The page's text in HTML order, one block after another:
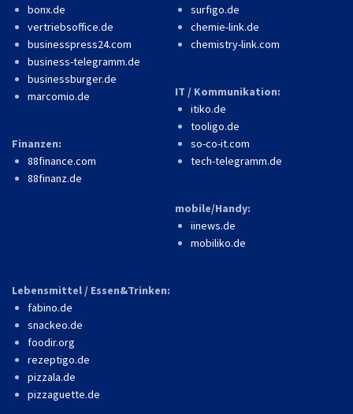
bonx.de
vertriebsoffice.de
businesspress24.com
business-telegramm.de
businessburger.de
marcomio.de
Finanzen:
88finance.com
88finanz.de
surfigo.de
chemie-link.de
chemistry-link.com
IT / Kommunikation:
itiko.de
tooligo.de
so-co-it.com
tech-telegramm.de
mobile/Handy:
iinews.de
mobiliko.de
Lebensmittel / Essen&Trinken:
fabino.de
snackeo.de
foodir.org
rezeptigo.de
pizzala.de
pizzaguette.de